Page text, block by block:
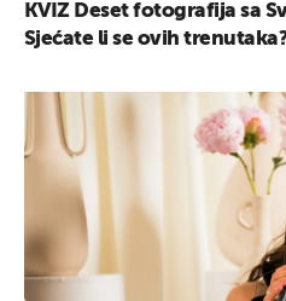
KVIZ Deset fotografija sa
Sjećate li se ovih